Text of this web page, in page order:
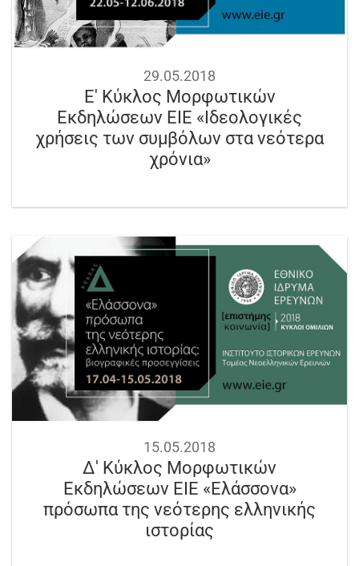
29.05.2018
Ε' Κύκλος Μορφωτικών
Εκδηλώσεων ΕΙΕ «Ιδεολογικές
χρήσεις των συμβόλων στα νεότερα
χρόνια»
15.05.2018
Δ' Κύκλος Μορφωτικών
Εκδηλώσεων ΕΙΕ «Ελάσσονα»
πρόσωπα της νεότερης ελληνικής
ιστορίας